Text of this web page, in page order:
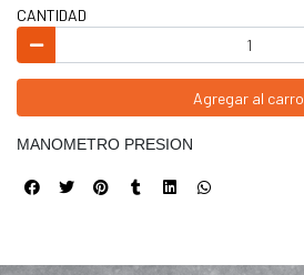
CANTIDAD
Agregar al carro
MANOMETRO PRESION